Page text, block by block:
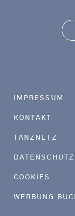
Footer menu
IMPRESSUM
KONTAKT
TANZNETZ
DATENSCHUTZ
COOKIES
WERBUNG